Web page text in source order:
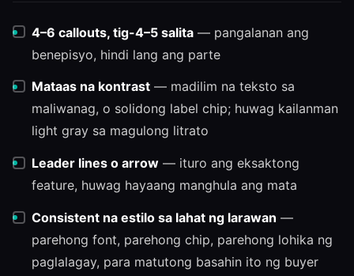
4–6 callouts, tig-4–5 salita — pangalanan ang
benepisyo, hindi lang ang parte
Mataas na kontrast — madilim na teksto sa
maliwanag, o solidong label chip; huwag kailanman
light gray sa magulong litrato
Leader lines o arrow — ituro ang eksaktong
feature, huwag hayaang manghula ang mata
Consistent na estilo sa lahat ng larawan —
parehong font, parehong chip, parehong lohika ng
paglalagay, para matutong basahin ito ng buyer